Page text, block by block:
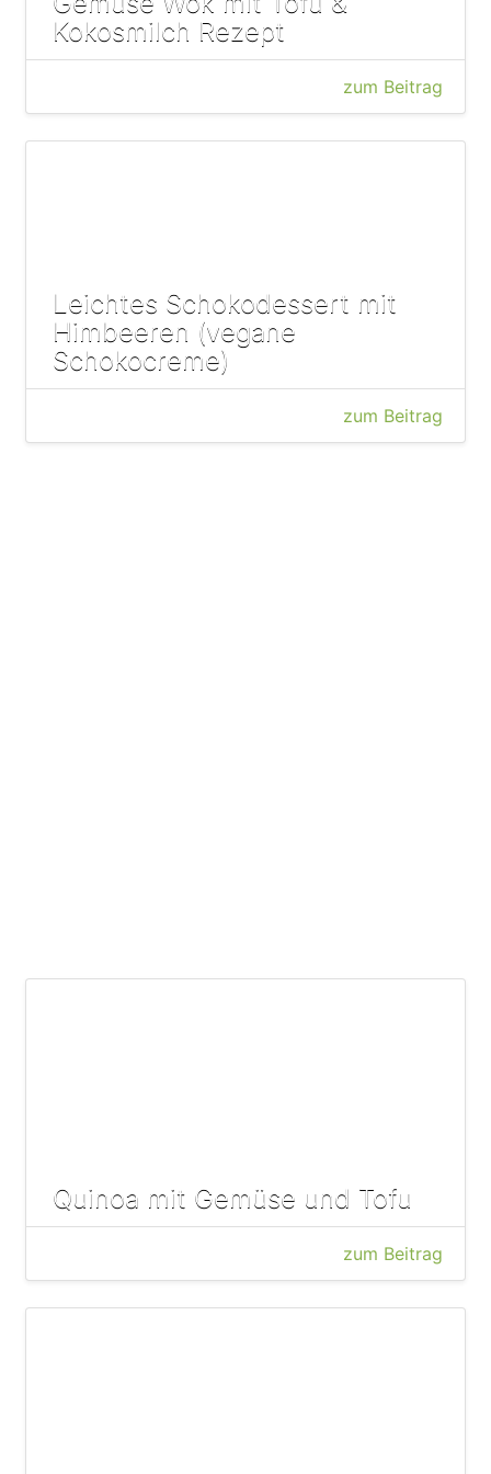
Kokosmilch Rezept
zum Beitrag
Leichtes Schokodessert mit
Himbeeren (vegane
Schokocreme)
zum Beitrag
Quinoa mit Gemüse und Tofu
zum Beitrag